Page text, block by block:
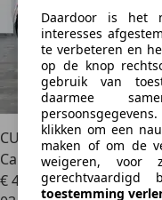
CUPRA Tavascan
Camera Panoramad
€ 46.9501
Daardoor is het
interesses
te verbeteren en
op de knop
gebruik van
daarmee
klikken om een
maken of om de
weigeren, voor
toestemming